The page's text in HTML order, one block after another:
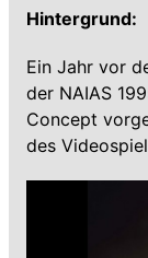
Hintergrund:
Ein Jahr vor
der NAIAS
Concept
des